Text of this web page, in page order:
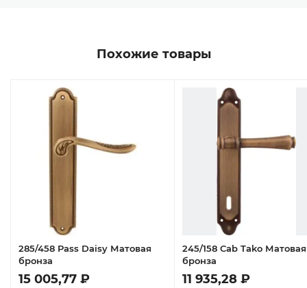
Похожие товары
285/458 Pass Daisy Матовая
бронза
15 005,77 ₽
245/158 Cab Tako Матовая
бронза
11 935,28 ₽